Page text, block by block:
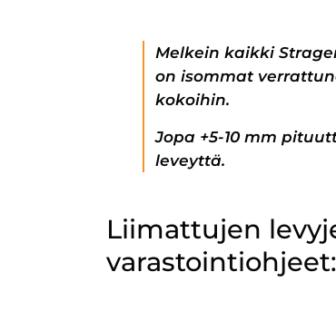
Melkein kaikki
on isommat
kokoihin.
Jopa +5-10 mm
leveyttä.
Liimattujen
varastointiohjeet: